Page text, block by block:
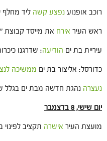
רוכב אופנוע נפצע קשה ליד מחלף
ראש העיר אירח את מייסד קבוצת
עיריית בת ים הודיעה: שדרגנו
כדורסל: אליצור בת ים ממשיכה
נעצרה נהגת חדשה מבת ים בגלל
יום שישי, 8 בדצמבר
מועצת העיר אישרה תקציב לפינוי